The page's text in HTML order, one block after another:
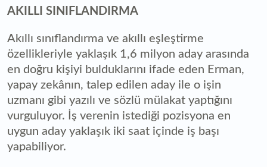
AKILLI SINIFLANDIRMA
Akıllı sınıflandırma ve akıllı eşleştirme
özellikleriyle yaklaşık 1,6 milyon aday arasında
en doğru kişiyi bulduklarını ifade eden Erman,
yapay zekânın, talep edilen aday ile o işin
uzmanı gibi yazılı ve sözlü mülakat yaptığını
vurguluyor. İş verenin istediği pozisyona en
uygun aday yaklaşık iki saat içinde iş başı
yapabiliyor.